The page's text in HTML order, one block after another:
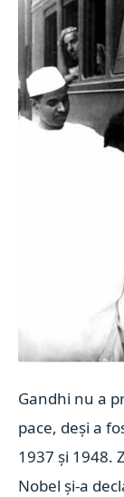
Gandhi nu a
pace, deşi a
1937 şi 1948.
Nobel şi-a